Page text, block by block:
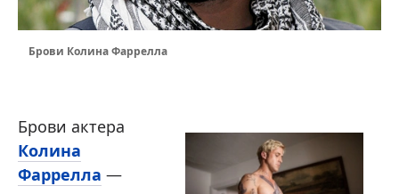
Брови Колина Фаррелла
Брови актера
Колина
Фаррелла —